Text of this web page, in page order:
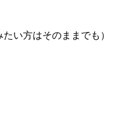
い方はそのままでも）